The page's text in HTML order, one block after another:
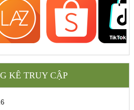
KÊ TRUY CẬP